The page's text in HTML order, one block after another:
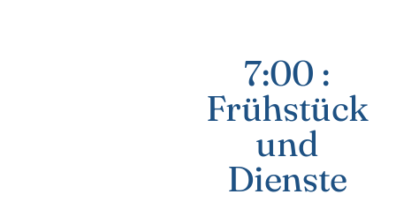
7:00 :
Frühstück
und
Dienste